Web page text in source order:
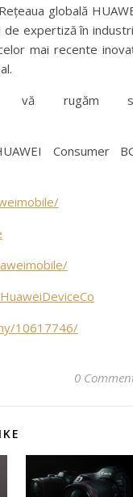
globală
expertiză în
mai recente
vă rugăm
Consumer
10617746/
0